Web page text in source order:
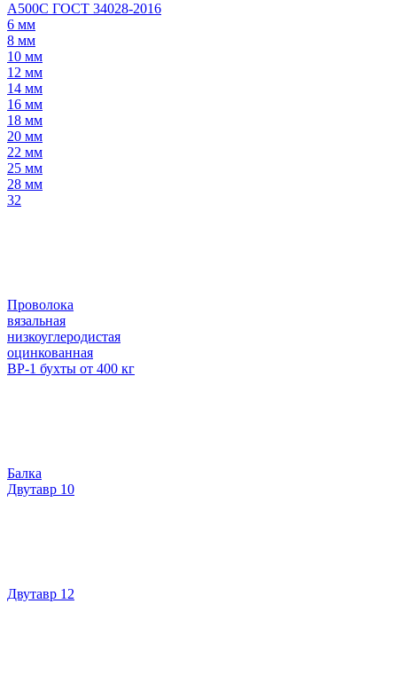
А500С ГОСТ 34028-2016
6 мм
8 мм
10 мм
12 мм
14 мм
16 мм
18 мм
20 мм
22 мм
25 мм
28 мм
32
Проволока
вязальная
низкоуглеродистая
оцинкованная
ВР-1 бухты от 400 кг
Балка
Двутавр 10
Двутавр 12